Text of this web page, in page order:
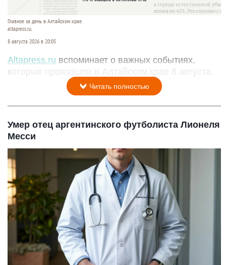
Главное за день в Алтайском крае.
altapress.ru.
8 августа 2026 в 20:05
Altapress.ru вспоминает о важных событиях,
которые произошли в Алтайском крае 8 августа.
Читать полностью
Умер отец аргентинского футболиста Лионеля
Месси